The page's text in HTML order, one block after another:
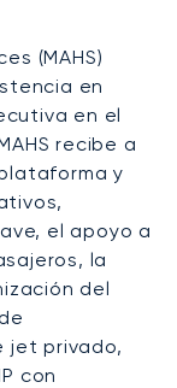
(MAHS)
en
en el
recibe a
y
el apoyo a
la
del
jet privado,
con